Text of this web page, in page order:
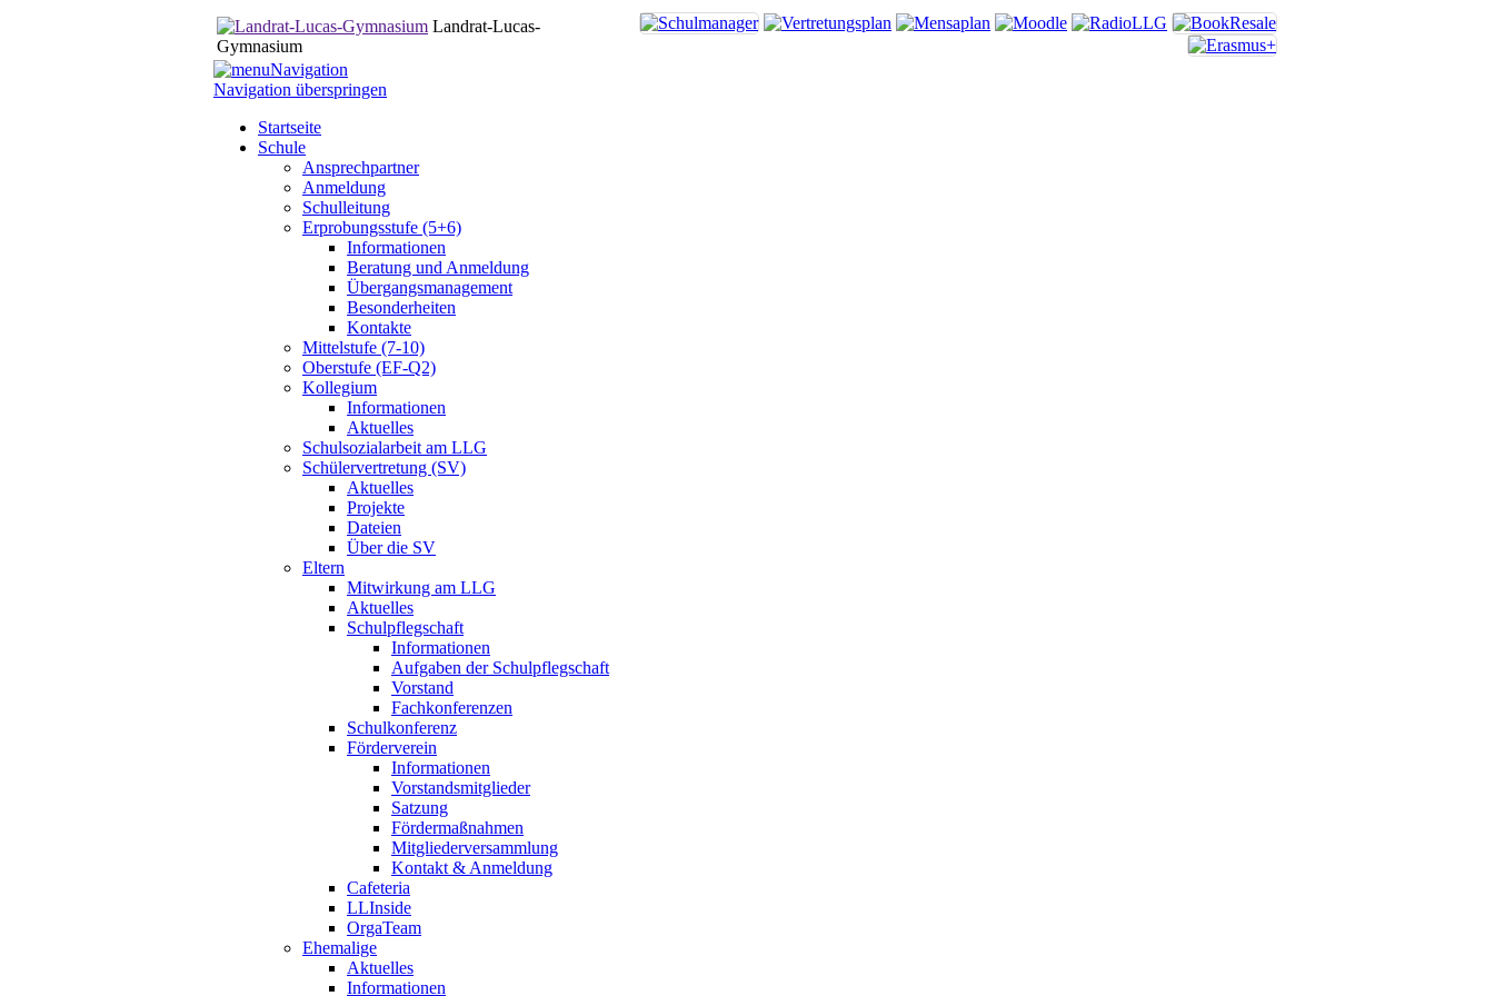
Landrat-Lucas-
Gymnasium
Navigation
Navigation überspringen
Startseite
Schule
Ansprechpartner
Anmeldung
Schulleitung
Erprobungsstufe (5+6)
Informationen
Beratung und Anmeldung
Übergangsmanagement
Besonderheiten
Kontakte
Mittelstufe (7-10)
Oberstufe (EF-Q2)
Kollegium
Informationen
Aktuelles
Schulsozialarbeit am LLG
Schülervertretung (SV)
Aktuelles
Projekte
Dateien
Über die SV
Eltern
Mitwirkung am LLG
Aktuelles
Schulpflegschaft
Informationen
Aufgaben der Schulpflegschaft
Vorstand
Fachkonferenzen
Schulkonferenz
Förderverein
Informationen
Vorstandsmitglieder
Satzung
Fördermaßnahmen
Mitgliederversammlung
Kontakt & Anmeldung
Cafeteria
LLInside
OrgaTeam
Ehemalige
Aktuelles
Informationen